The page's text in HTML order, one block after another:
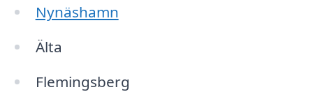
Nynäshamn
Älta
Flemingsberg